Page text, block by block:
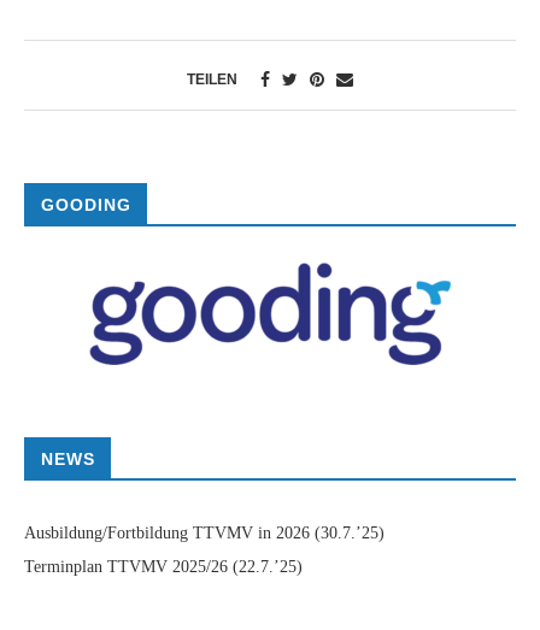
TEILEN
GOODING
NEWS
Ausbildung/Fortbildung TTVMV in 2026 (30.7.’25)
Terminplan TTVMV 2025/26 (22.7.’25)